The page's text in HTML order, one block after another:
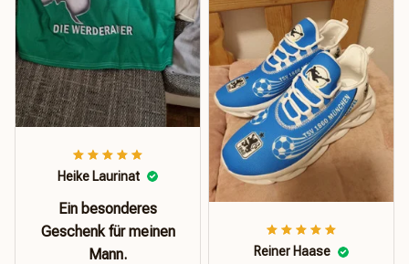
Heike Laurinat
Ein besonderes
Geschenk für meinen
Mann.
Reiner Haase